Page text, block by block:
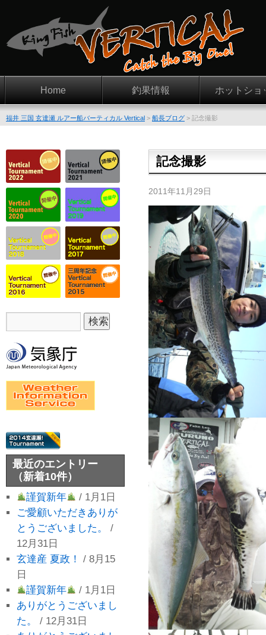
Home 釣果情報 ホットショ
福井 三国 玄達瀬 ルアー船バーティカル Vertical > 船長ブログ > 記念撮影
記念撮影
2011年11月29日
最近のエントリー
（新着10件）
謹賀新年
/ 1月1日
ご愛顧いただきありが
とうございました。
/
12月31日
玄達産 夏政！
/ 8月15
日
謹賀新年
/ 1月1日
ありがとうございまし
た。
/ 12月31日